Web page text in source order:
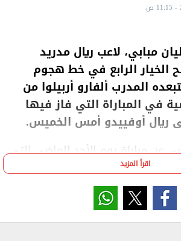
مبابي، لاعب ريال مدريد
الخيار الرابع في خط هجوم
المدرب ألفارو أربيلوا من
في المباراة التي فاز فيها
عن مباراة يوم الأحد الماضي التي
الفريق ​2-صفر أمام برشلونة، كما تعرض لصيحات
عند عودته من إصابة في عضلات
اقرأ المزيد